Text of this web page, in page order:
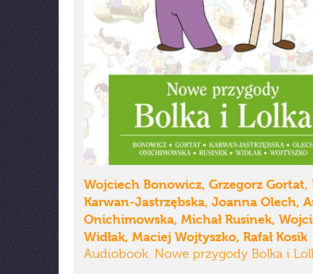
Wojciech Bonowicz, Grzegorz Gortat,
Karwan-Jastrzębska, Joanna Olech,
Onichimowska, Michał Rusinek,
Widłak, Maciej Wojtyszko, Rafał Kosik
Audiobook. Nowe przygody Bolka i